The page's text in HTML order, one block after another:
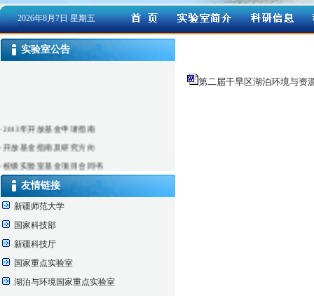
2026年8月7日 星期五
实验室公告
·2013年开放基金申请指南
·开放基金指南及研究方向
·校级实验室基金项目合同书
校级实验室开放课题结果公布
·仪器实验室借用申请表
友情链接
新疆师范大学
国家科技部
新疆科技厅
国家重点实验室
湖泊与环境国家重点实验室
第二届干旱区湖泊环境与资